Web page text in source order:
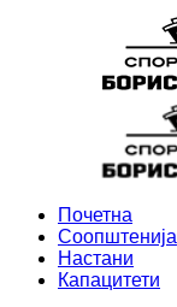
Почетна
Соопштенија
Настани
Капацитети